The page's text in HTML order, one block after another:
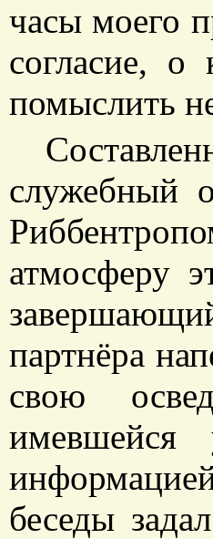
часы моего
согласие,
помыслить
служебный
атмосферу
партнёра
свою
имевшейся
беседы